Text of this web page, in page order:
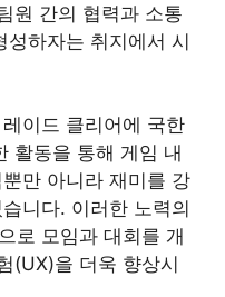
원 간의 협력과 소통
성하자는 취지에서 시
이드 클리어에 국한
활동을 통해 게임 내
만 아니라 재미를 강
니다. 이러한 노력의
로 모임과 대회를 개
(UX)을 더욱 향상시